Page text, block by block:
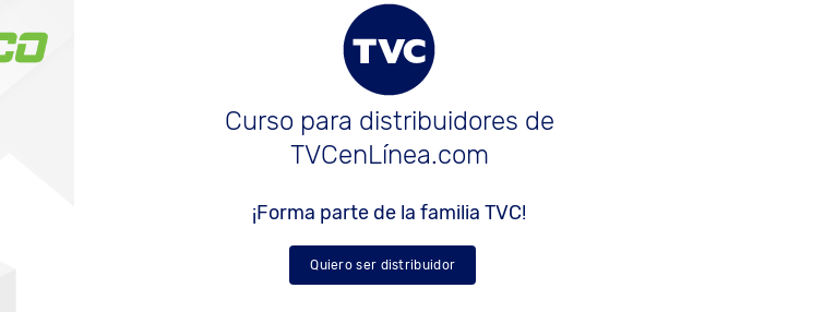
Curso para distribuidores de
TVCenLínea.com
¡Forma parte de la familia TVC!
Quiero ser distribuidor